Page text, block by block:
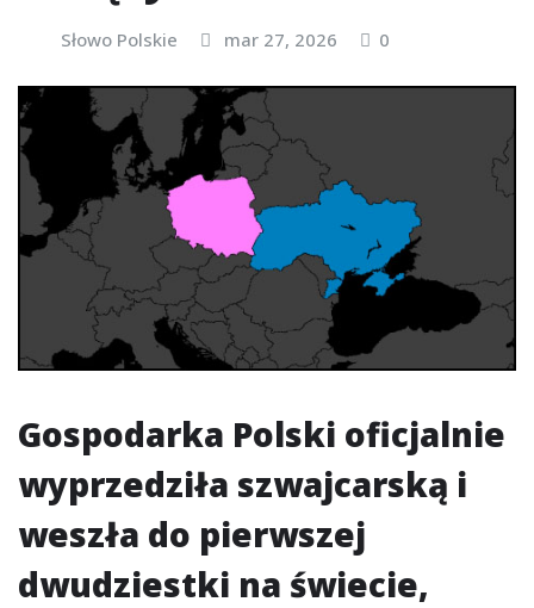
Słowo Polskie mar 27, 2026 0
Gospodarka Polski oficjalnie
wyprzedziła szwajcarską i
weszła do pierwszej
dwudziestki na świecie,